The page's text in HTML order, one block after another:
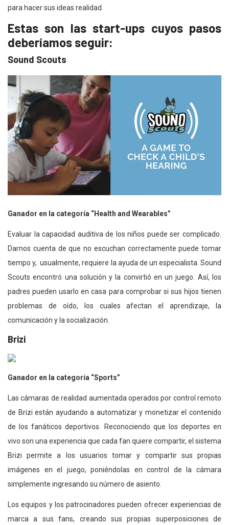
para hacer sus ideas realidad.
Estas son las start-ups cuyos pasos
deberíamos seguir:
Sound Scouts
Ganador en la categoría “Health and Wearables”
Evaluar la capacidad auditiva de los niños puede ser complicado.
Darnos cuenta de que no escuchan correctamente puede tomar
tiempo y, usualmente, requiere la ayuda de un especialista. Sound
Scouts encontró una solución y la convirtió en un juego. Así, los
padres pueden usarlo en casa para comprobar si sus hijos tienen
problemas de oído, los cuales afectan el aprendizaje, la
comunicación y la socialización.
Brizi
Ganador en la categoría “Sports”
Las cámaras de realidad aumentada operados por control remoto
de Brizi están ayudando a automatizar y monetizar el contenido
de los fanáticos deportivos. Reconociendo que los deportes en
vivo son una experiencia que cada fan quiere compartir, el sistema
Brizi permite a los usuarios tomar y compartir sus propias
imágenes en el juego, poniéndolas en control de la cámara
simplemente ingresando su número de asiento.
Los equipos y los patrocinadores pueden ofrecer experiencias de
marca a sus fans, creando sus propias superposiciones de